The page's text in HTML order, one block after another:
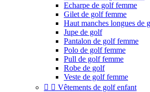
Echarpe de golf femme
Gilet de golf femme
Haut manches longues de
Jupe de golf
Pantalon de golf femme
Polo de golf femme
Pull de golf femme
Robe de golf
Veste de golf femme
  Vêtements de golf enfant